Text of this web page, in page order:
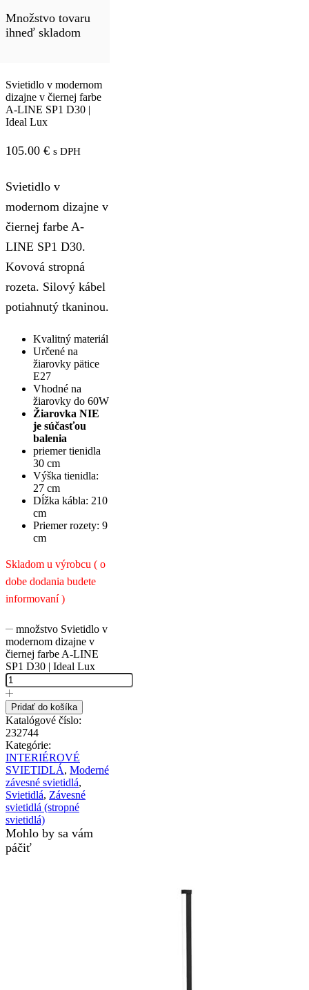
Množstvo tovaru
ihneď skladom
Svietidlo v modernom
dizajne v čiernej farbe
A-LINE SP1 D30 |
Ideal Lux
105.00 € s DPH
Svietidlo v
modernom dizajne v
čiernej farbe A-
LINE SP1 D30.
Kovová stropná
rozeta. Silový kábel
potiahnutý tkaninou.
Kvalitný materiál
Určené na
žiarovky pätice
E27
Vhodné na
žiarovky do 60W
Žiarovka NIE
je súčasťou
balenia
priemer tienidla
30 cm
Výška tienidla:
27 cm
Dĺžka kábla: 210
cm
Priemer rozety: 9
cm
Skladom u výrobcu ( o
dobe dodania budete
informovaní )
množstvo Svietidlo v
modernom dizajne v
čiernej farbe A-LINE
SP1 D30 | Ideal Lux
Pridať do košíka
Katalógové číslo:
232744
Kategórie:
INTERIÉROVÉ
SVIETIDLÁ, Moderné
závesné svietidlá,
Svietidlá, Závesné
svietidlá (stropné
svietidlá)
Mohlo by sa vám
páčiť